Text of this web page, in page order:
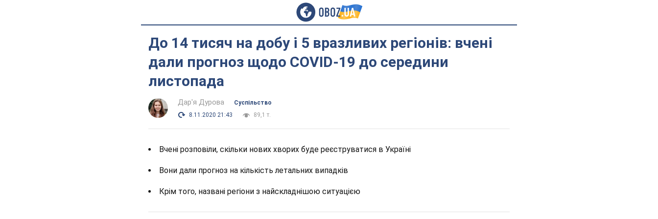
До 14 тисяч на добу і 5 вразливих регіонів: вчені
дали прогноз щодо COVID-19 до середини
листопада
Дар'я Дурова
Суспільство
8.11.2020 21:43
89,1 т.
Вчені розповіли, скільки нових хворих буде реєструватися в Україні
Вони дали прогноз на кількість летальних випадків
Крім того, названі регіони з найскладнішою ситуацією